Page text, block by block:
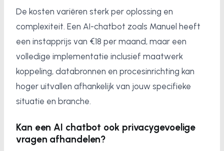
De kosten variëren sterk per oplossing en
complexiteit. Een AI-chatbot zoals Manuel heeft
een instapprijs van €18 per maand, maar een
volledige implementatie inclusief maatwerk
koppeling, databronnen en procesinrichting kan
hoger uitvallen afhankelijk van jouw specifieke
situatie en branche.
Kan een AI chatbot ook privacygevoelige
vragen afhandelen?